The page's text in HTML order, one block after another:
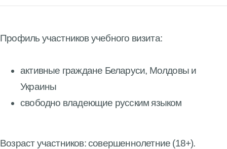
Профиль участников учебного визита:
активные граждане Беларуси, Молдовы и
Украины
свободно владеющие русским языком
Возраст участников: совершеннолетние (18+).